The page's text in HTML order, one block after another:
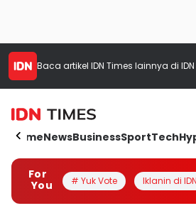
Baca artikel IDN Times lainnya di
HomeNewsBusinessSportTech
For
You
# Yuk Vote Iklanin di IDN